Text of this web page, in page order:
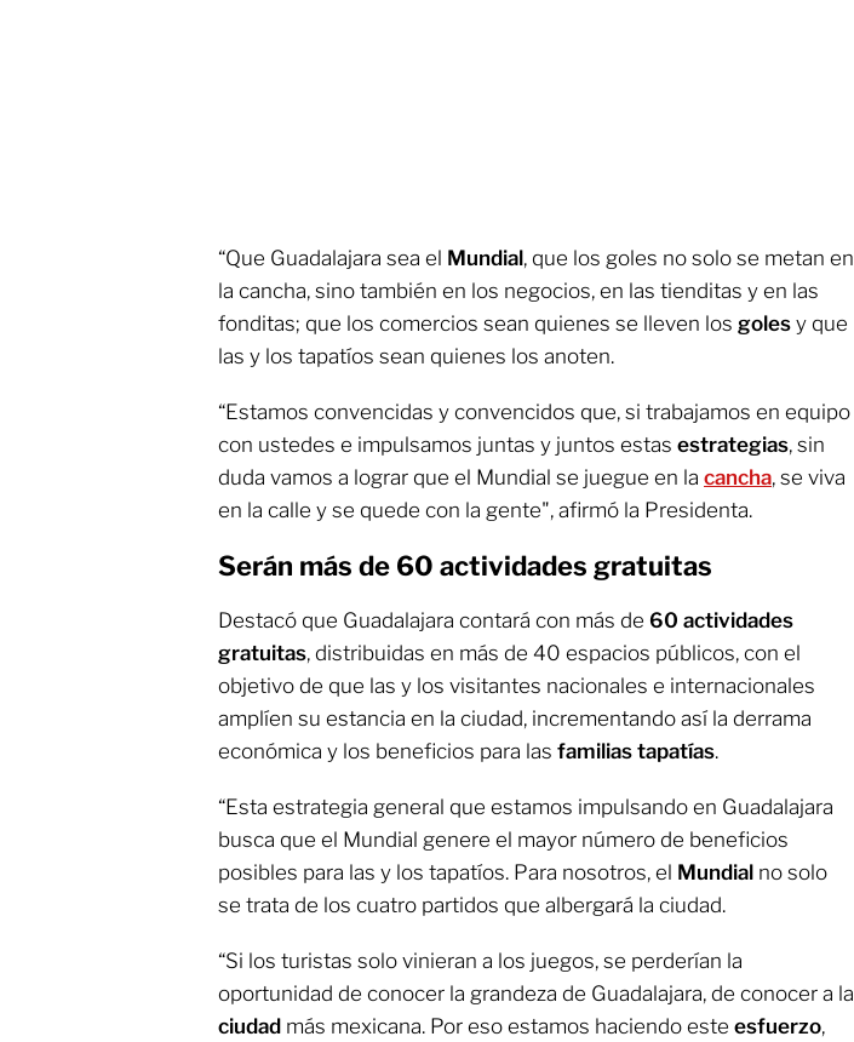
“Que Guadalajara sea el Mundial, que los goles no solo se metan en
la cancha, sino también en los negocios, en las tienditas y en las
fonditas; que los comercios sean quienes se lleven los goles y que
las y los tapatíos sean quienes los anoten.
“Estamos convencidas y convencidos que, si trabajamos en equipo
con ustedes e impulsamos juntas y juntos estas estrategias, sin
duda vamos a lograr que el Mundial se juegue en la cancha, se viva
en la calle y se quede con la gente", afirmó la Presidenta.
Serán más de 60 actividades gratuitas
Destacó que Guadalajara contará con más de 60 actividades
gratuitas, distribuidas en más de 40 espacios públicos, con el
objetivo de que las y los visitantes nacionales e internacionales
amplíen su estancia en la ciudad, incrementando así la derrama
económica y los beneficios para las familias tapatías.
“Esta estrategia general que estamos impulsando en Guadalajara
busca que el Mundial genere el mayor número de beneficios
posibles para las y los tapatíos. Para nosotros, el Mundial no solo
se trata de los cuatro partidos que albergará la ciudad.
“Si los turistas solo vinieran a los juegos, se perderían la
oportunidad de conocer la grandeza de Guadalajara, de conocer a la
ciudad más mexicana. Por eso estamos haciendo este esfuerzo,